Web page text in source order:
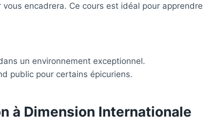
vous encadrera. Ce cours est idéal pour apprendre
un environnement exceptionnel.
public pour certains épicuriens.
à Dimension Internationale